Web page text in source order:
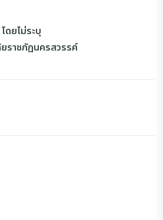
โดยไม่ระบุ
ราชภัฏนครสวรรค์